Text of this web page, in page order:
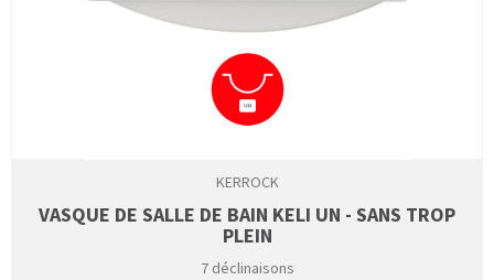
KERROCK
VASQUE DE SALLE DE BAIN KELI UN - SANS TROP
PLEIN
7 déclinaisons